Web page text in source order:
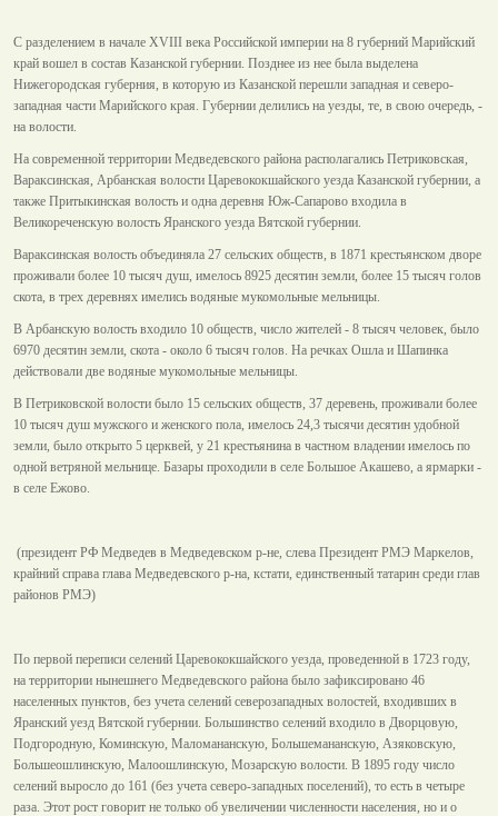
С разделением в начале XVIII века Российской империи на 8 губерний Марийский
край вошел в состав Казанской губернии. Позднее из нее была выделена
Нижегородская губерния, в которую из Казанской перешли западная и северо-
западная части Марийского края. Губернии делились на уезды, те, в свою очередь, -
на волости.
На современной территории Медведевского района располагались Петриковская,
Вараксинская, Арбанская волости Царевококшайского уезда Казанской губернии, а
также Притыкинская волость и одна деревня Юж-Сапарово входила в
Великореченскую волость Яранского уезда Вятской губернии.
Вараксинская волость объединяла 27 сельских обществ, в 1871 крестьянском дворе
проживали более 10 тысяч душ, имелось 8925 десятин земли, более 15 тысяч голов
скота, в трех деревнях имелись водяные мукомольные мельницы.
В Арбанскую волость входило 10 обществ, число жителей - 8 тысяч человек, было
6970 десятин земли, скота - около 6 тысяч голов. На речках Ошла и Шапинка
действовали две водяные мукомольные мельницы.
В Петриковской волости было 15 сельских обществ, 37 деревень, проживали более
10 тысяч душ мужского и женского пола, имелось 24,3 тысячи десятин удобной
земли, было открыто 5 церквей, у 21 крестьянина в частном владении имелось по
одной ветряной мельнице. Базары проходили в селе Большое Акашево, а ярмарки -
в селе Ежово.
(президент РФ Медведев в Медведевском р-не, слева Президент РМЭ Маркелов,
крайний справа глава Медведевского р-на, кстати, единственный татарин среди глав
районов РМЭ)
По первой переписи селений Царевококшайского уезда, проведенной в 1723 году,
на территории нынешнего Медведевского района было зафиксировано 46
населенных пунктов, без учета селений северозападных волостей, входивших в
Яранский уезд Вятской губернии. Большинство селений входило в Дворцовую,
Подгородную, Коминскую, Маломананскую, Большемананскую, Азяковскую,
Большеошлинскую, Малоошлинскую, Мозарскую волости. В 1895 году число
селений выросло до 161 (без учета северо-западных поселений), то есть в четыре
раза. Этот рост говорит не только об увеличении численности населения, но и о